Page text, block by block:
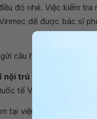
đó nhé. Việc kiểm
để được bác sĩ
câu hỏi đến
trú Nguyễn Thành
tế Vinmec Hạ Long
tại viện, Quý khách vui